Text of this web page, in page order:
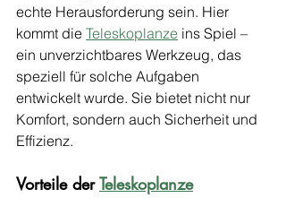
echte Herausforderung sein. Hier
kommt die Teleskoplanze ins Spiel –
ein unverzichtbares Werkzeug, das
speziell für solche Aufgaben
entwickelt wurde. Sie bietet nicht nur
Komfort, sondern auch Sicherheit und
Effizienz.
Vorteile der Teleskoplanze